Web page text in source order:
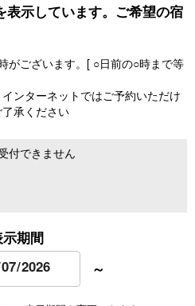
表示しています。ご希望の宿
がございます。[ ○日前の○時まで等
ンターネットではご予約いただけ
承ください
付できません
期間
～